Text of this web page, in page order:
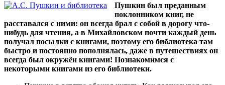
Пушкин был преданным
поклонником книг, не
расставался с ними: он всегда брал с собой в дорогу что-
нибудь для чтения, а в Михайловском почти каждый день
получал посылки с книгами, поэтому его библиотека там
быстро и постоянно пополнялась, даже в путешествиях он
всегда был окружён книгами! Познакомимся с
некоторыми книгами из его библиотеки.